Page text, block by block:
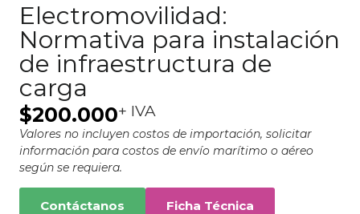
Electromovilidad:
Normativa para instalación
de infraestructura de
carga
$200.000+ IVA
Valores no incluyen costos de importación, solicitar
información para costos de envío marítimo o aéreo
según se requiera.
Contáctanos Ficha Técnica